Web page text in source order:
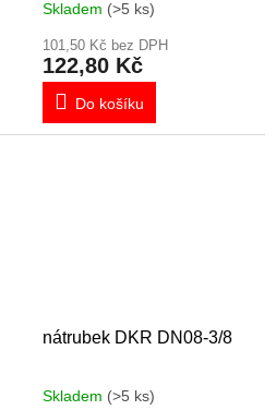
Skladem (>5 ks)
101,50 Kč bez DPH
122,80 Kč
Do košíku
nátrubek DKR DN08-3/8
Skladem (>5 ks)